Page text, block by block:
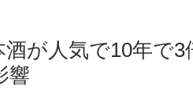
が人気で10年で3
響